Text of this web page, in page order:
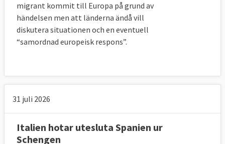
EU-kommissionen lade först fram ett
förslag om en ny migrationspolitik 2016.
Men sedan medlemsländerna inte
lyckades komma överens lade
för att överbrygga klyftorna.
1. Vilka fattar beslut om EU:s asylpolitik
och hur tas besluten?
migrant kommit till Europa på grund av
händelsen men att länderna ändå vill
diskutera situationen och en eventuell
“samordnad europeisk respons”.
31 juli 2026
Italien hotar utesluta Spanien ur
Schengen